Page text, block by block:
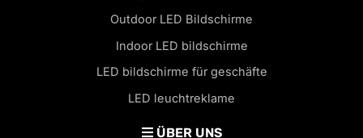
Outdoor LED Bildschirme
Indoor LED bildschirme
LED bildschirme für geschäfte
LED leuchtreklame
ÜBER UNS